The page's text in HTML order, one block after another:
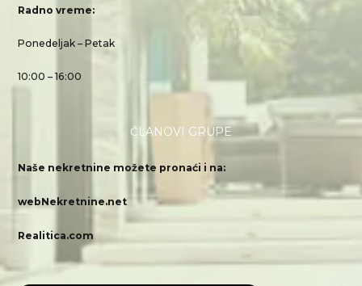
Radno vreme:
Ponedeljak – Petak
10:00 – 16:00
ČLANOVI GRUPE
Naše nekretnine možete pronaći i na:
webNekretnine.net
Realitica.com